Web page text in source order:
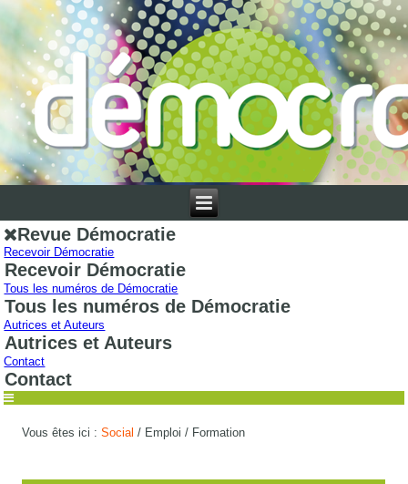
Revue Démocratie
Recevoir Démocratie
Recevoir Démocratie
Tous les numéros de Démocratie
Tous les numéros de Démocratie
Autrices et Auteurs
Autrices et Auteurs
Contact
Contact
Vous êtes ici :Social / Emploi / Formation